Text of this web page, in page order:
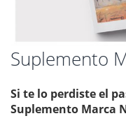
Suplemento
Si te lo perdiste el
Suplemento Marca
Saltar
al
de
la